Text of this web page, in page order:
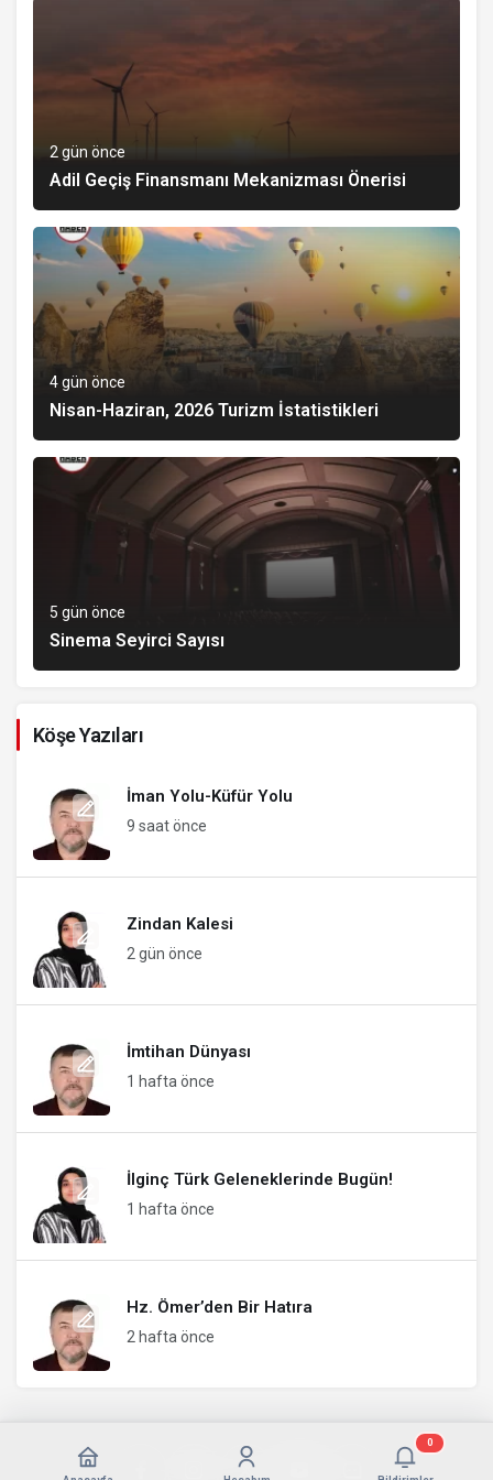
2 gün önce
Adil Geçiş Finansmanı Mekanizması Önerisi
4 gün önce
Nisan-Haziran, 2026 Turizm İstatistikleri
5 gün önce
Sinema Seyirci Sayısı
Köşe Yazıları
İman Yolu-Küfür Yolu
9 saat önce
Zindan Kalesi
2 gün önce
İmtihan Dünyası
1 hafta önce
İlginç Türk Geleneklerinde Bugün!
1 hafta önce
Hz. Ömer’den Bir Hatıra
2 hafta önce
0